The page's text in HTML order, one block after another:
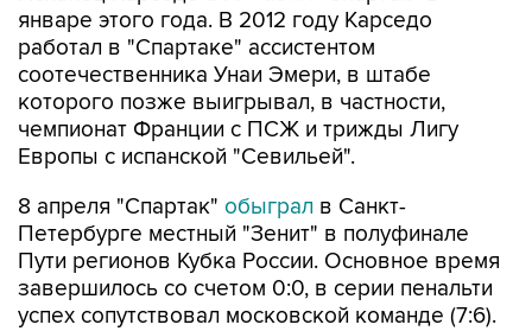
январе этого года. В 2012 году Карседо
работал в "Спартаке" ассистентом
соотечественника Унаи Эмери, в штабе
которого позже выигрывал, в частности,
чемпионат Франции с ПСЖ и трижды Лигу
Европы с испанской "Севильей".
8 апреля "Спартак" обыграл в Санкт-
Петербурге местный "Зенит" в полуфинале
Пути регионов Кубка России. Основное время
завершилось со счетом 0:0, в серии пенальти
успех сопутствовал московской команде (7:6).